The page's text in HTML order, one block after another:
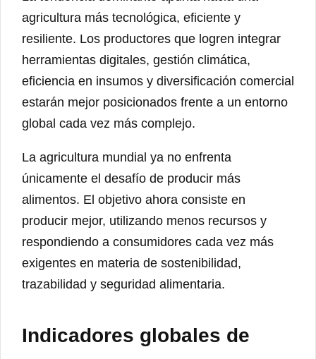
agricultura más tecnológica, eficiente y
resiliente. Los productores que logren integrar
herramientas digitales, gestión climática,
eficiencia en insumos y diversificación comercial
estarán mejor posicionados frente a un entorno
global cada vez más complejo.
La agricultura mundial ya no enfrenta
únicamente el desafío de producir más
alimentos. El objetivo ahora consiste en
producir mejor, utilizando menos recursos y
respondiendo a consumidores cada vez más
exigentes en materia de sostenibilidad,
trazabilidad y seguridad alimentaria.
Indicadores globales de